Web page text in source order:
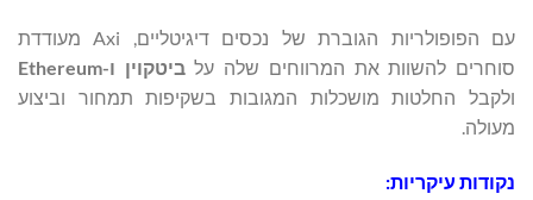
עם הפופולריות הגוברת של נכסים דיגיטליים, Axi מעודדת
סוחרים להשוות את המרווחים שלה עלביטקוין ו-Ethereum
ולקבל החלטות מושכלות המגובות בשקיפות תמחור וביצוע
מעולה.
נקודות עיקריות: